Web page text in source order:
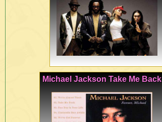
Michael Jackson Take Me Back